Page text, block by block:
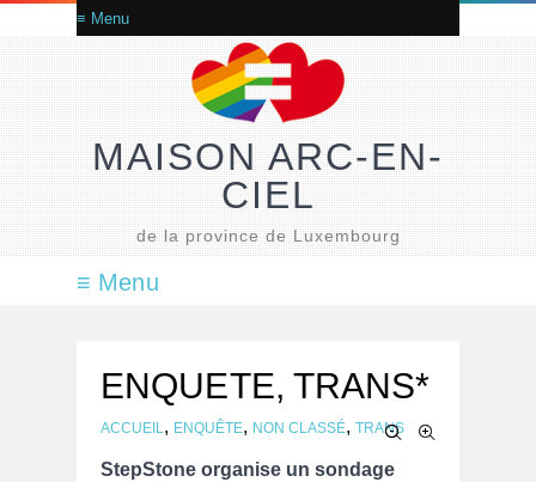
MAISON ARC-EN-
CIEL
de la province de Luxembourg
ENQUETE, TRANS*
ACCUEIL, ENQUÊTE, NON CLASSÉ, TRANS
StepStone organise un sondage